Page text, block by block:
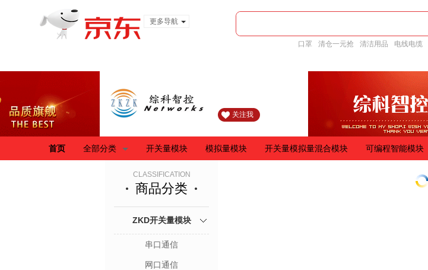
更多导航
口罩 清仓一元抢 清洁用品 电线电缆
关注我
首页 全部分类 开关量模块 模拟量模块 开关量模拟量混合模块 可编程智能模块
CLASSIFICATION
商品分类
ZKD开关量模块
串口通信
网口通信